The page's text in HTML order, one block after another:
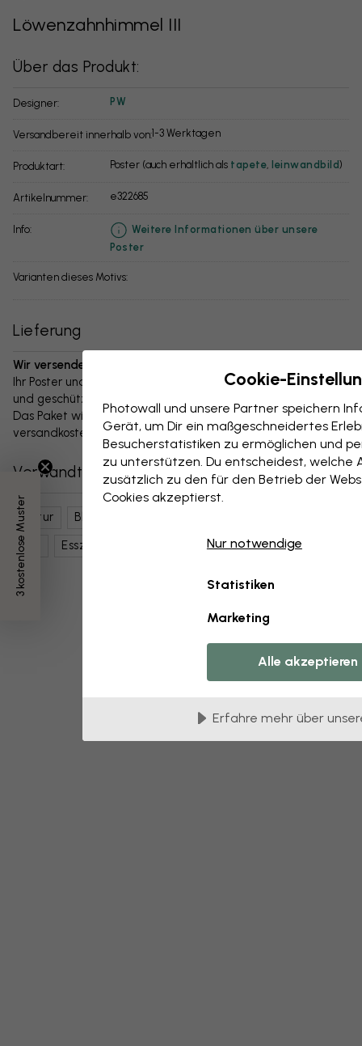
Löwenzahnhimmel III
Über das Produkt:
Designer: PW
Versandbereit innerhalb von:1-3 Werktagen
Produktart: Poster (auch erhältlich als tapete leinwandbild)
Artikelnummer: e322685
info:
Weitere Informationen über unsere
Poster
Varianten dieses Motivs:
Lieferung
Wir versenden Ihr Paket innerhalb von 1–3 Tagen
Ihr Poster und jegliches Zubehör werden sorgfältig verpackt
und geschützt in einem robusten Wellpappkarton geliefert.
Das Paket wird innerhalb von 1-3 Tagen verschickt, immer
versandkostenfrei.
Verwandte Kategorien
Natur Blumen
Lila
Esszimmer
3 kostenlose Muster
Cookie-
Photowall und unsere Partner speichern
Gerät, um Dir ein maßgeschneidertes
Besucherstatistiken zu ermöglichen und
zu unterstützen. Du entscheidest, welche
zusätzlich zu den für den Betrieb der
Cookies akzeptierst.
Nur notwendige
Statistiken
Marketing
Alle akzeptieren
Erfahre mehr über